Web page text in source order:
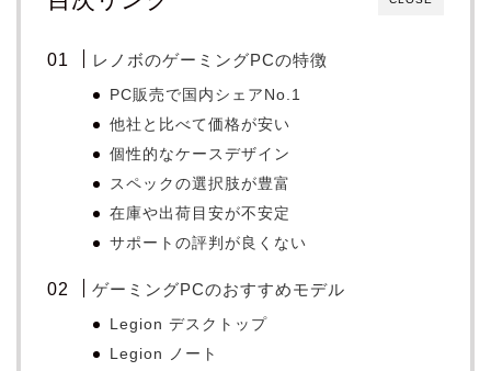
レノボのゲーミングPCの特徴
PC販売で国内シェアNo.1
他社と比べて価格が安い
個性的なケースデザイン
スペックの選択肢が豊富
在庫や出荷目安が不安定
サポートの評判が良くない
ゲーミングPCのおすすめモデル
Legion デスクトップ
Legion ノート